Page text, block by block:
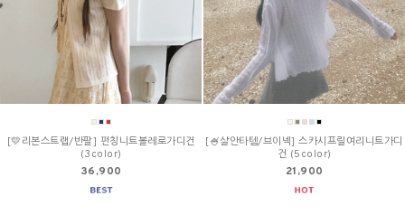
[💛리본스트랩/반팔] 펀칭니트볼레로가디건
(3color)
36,900
[🍧살안타템/브이넥] 스카시프릴여리니트가디
건 (5color)
21,900